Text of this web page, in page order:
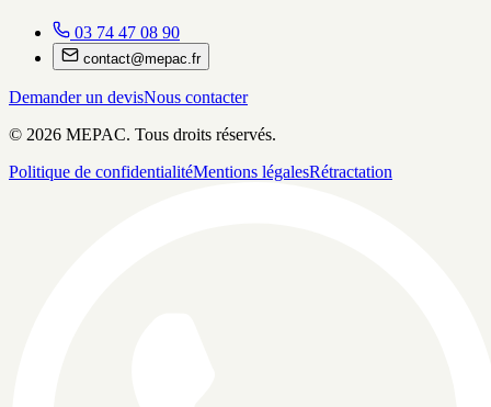
03 74 47 08 90
contact@mepac.fr
Demander un devisNous contacter
© 2026 MEPAC. Tous droits réservés.
Politique de confidentialitéMentions légalesRétractation